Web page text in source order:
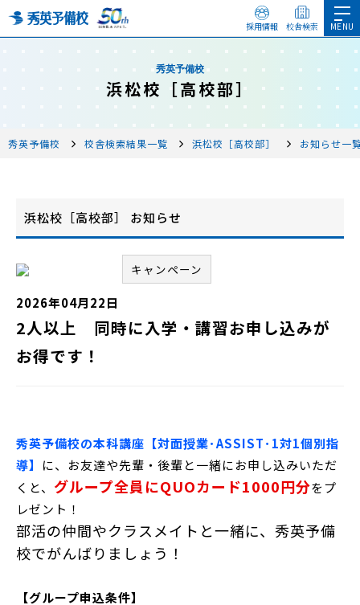
採用情報 校舎検索
秀英予備校
浜松校［高校部］
秀英予備校 校舎検索結果一覧 浜松校［高校部］ お知らせ一
浜松校［高校部］ お知らせ
キャンペーン
2026年04月22日
2人以上 同時に入学・講習お申し込みが
お得です！
秀英予備校の本科講座【対面授業･ASSIST･1対1個別指
導】 に、お友達や先輩・後輩と一緒にお申し込みいただ
くと、 グループ全員にQUOカード1000円分をプ
レゼント！
部活の仲間やクラスメイトと一緒に、秀英予備
校でがんばりましょう！
【グループ申込条件】